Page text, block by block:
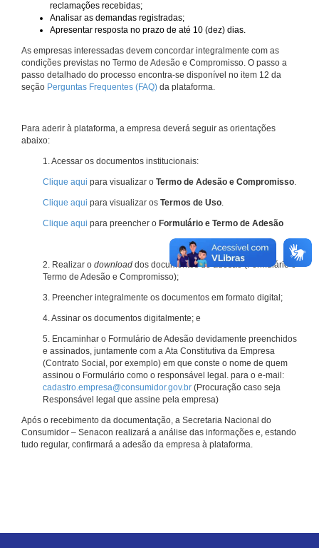
reclamações recebidas;
Analisar as demandas registradas;
Apresentar resposta no prazo de até 10 (dez) dias.
As empresas interessadas devem concordar integralmente com as
condições previstas no Termo de Adesão e Compromisso. O passo a
passo detalhado do processo encontra-se disponível no item 12 da
seção Perguntas Frequentes (FAQ) da plataforma.
Para aderir à plataforma, a empresa deverá seguir as orientações
abaixo:
1. Acessar os documentos institucionais:
Clique aqui para visualizar o Termo de Adesão e Compromisso.
Clique aqui para visualizar os Termos de Uso.
Clique aqui para preencher o Formulário e Termo de Adesão
2. Realizar o download dos documentos de adesão (Formulário e
Termo de Adesão e Compromisso);
3. Preencher integralmente os documentos em formato digital;
4. Assinar os documentos digitalmente; e
5. Encaminhar o Formulário de Adesão devidamente preenchidos
e assinados, juntamente com a Ata Constitutiva da Empresa
(Contrato Social, por exemplo) em que conste o nome de quem
assinou o Formulário como o responsável legal. para o e-mail:
cadastro.empresa@consumidor.gov.br (Procuração caso seja
Responsável legal que assine pela empresa)
Após o recebimento da documentação, a Secretaria Nacional do
Consumidor – Senacon realizará a análise das informações e, estando
tudo regular, confirmará a adesão da empresa à plataforma.